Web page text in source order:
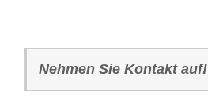
Nehmen Sie Kontakt auf!